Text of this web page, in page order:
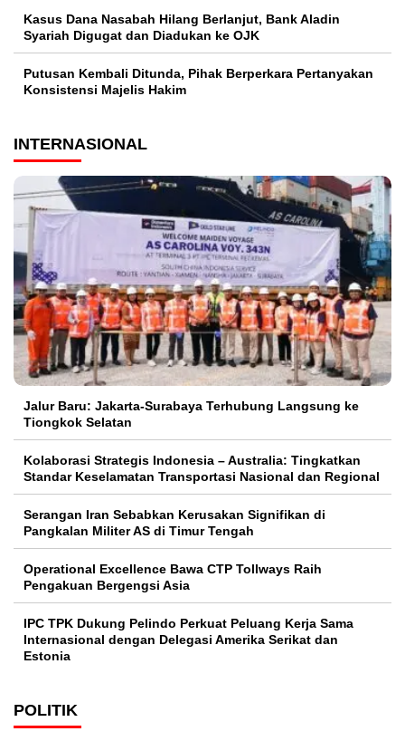
Kasus Dana Nasabah Hilang Berlanjut, Bank Aladin
Syariah Digugat dan Diadukan ke OJK
Putusan Kembali Ditunda, Pihak Berperkara Pertanyakan
Konsistensi Majelis Hakim
INTERNASIONAL
Jalur Baru: Jakarta-Surabaya Terhubung Langsung ke
Tiongkok Selatan
Kolaborasi Strategis Indonesia – Australia: Tingkatkan
Standar Keselamatan Transportasi Nasional dan Regional
Serangan Iran Sebabkan Kerusakan Signifikan di
Pangkalan Militer AS di Timur Tengah
Operational Excellence Bawa CTP Tollways Raih
Pengakuan Bergengsi Asia
IPC TPK Dukung Pelindo Perkuat Peluang Kerja Sama
Internasional dengan Delegasi Amerika Serikat dan
Estonia
POLITIK